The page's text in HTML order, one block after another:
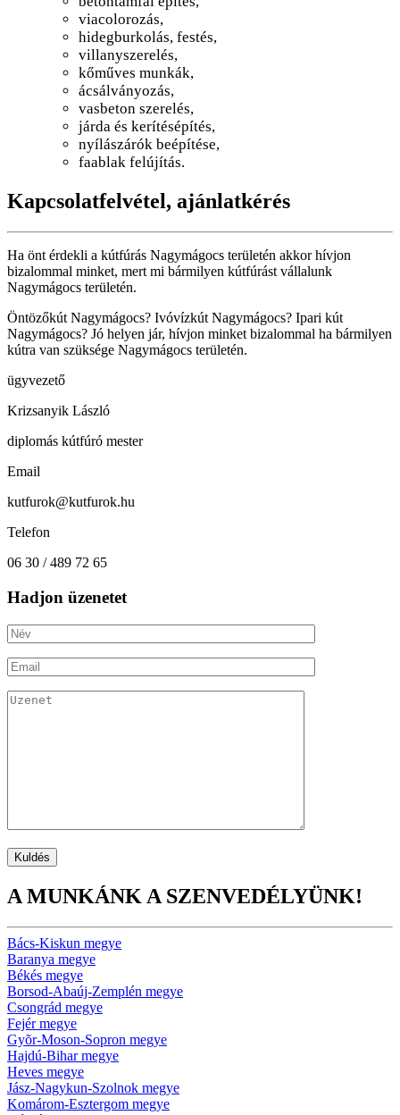
viacolorozás,
hidegburkolás, festés,
villanyszerelés,
kőműves munkák,
ácsálványozás,
vasbeton szerelés,
járda és kerítésépítés,
nyílászárók beépítése,
faablak felújítás.
Kapcsolatfelvétel, ajánlatkérés
Ha önt érdekli a kútfúrás Nagymágocs területén akkor hívjon
bizalommal minket, mert mi bármilyen kútfúrást vállalunk
Nagymágocs területén.
Öntözőkút Nagymágocs? Ivóvízkút Nagymágocs? Ipari kút
Nagymágocs? Jó helyen jár, hívjon minket bizalommal ha bármilyen
kútra van szüksége Nagymágocs területén.
ügyvezető
Krizsanyik László
diplomás kútfúró mester
Email
kutfurok@kutfurok.hu
Telefon
06 30 / 489 72 65
Hadjon üzenetet
A MUNKÁNK A SZENVEDÉLYÜNK!
Bács-Kiskun megye
Baranya megye
Békés megye
Borsod-Abaúj-Zemplén megye
Csongrád megye
Fejér megye
Gyõr-Moson-Sopron megye
Hajdú-Bihar megye
Heves megye
Jász-Nagykun-Szolnok megye
Komárom-Esztergom megye